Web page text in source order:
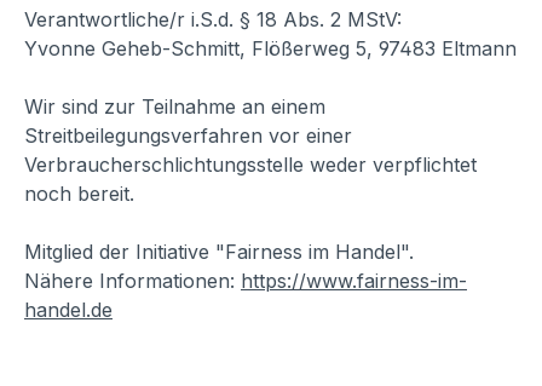
Verantwortliche/r i.S.d. § 18 Abs. 2 MStV:
Yvonne Geheb-Schmitt, Flößerweg 5, 97483 Eltmann
Wir sind zur Teilnahme an einem
Streitbeilegungsverfahren vor einer
Verbraucherschlichtungsstelle weder verpflichtet
noch bereit.
Mitglied der Initiative "Fairness im Handel".
Nähere Informationen: https://www.fairness-im-
handel.de